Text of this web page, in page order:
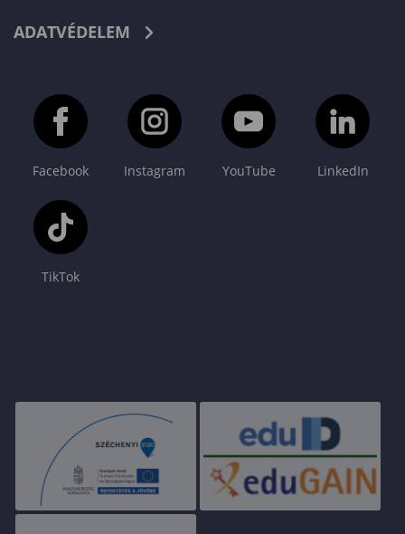
ADATVÉDELEM
Facebook Instagram YouTube LinkedIn
TikTok